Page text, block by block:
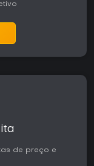
de preço e